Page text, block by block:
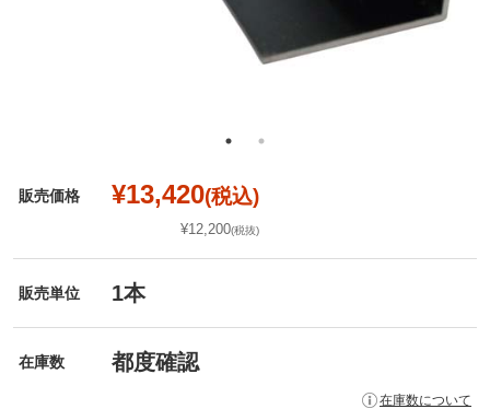
販売価格 ¥13,420(税込)
¥12,200(税抜)
販売単位 1本
在庫数 都度確認
在庫数について